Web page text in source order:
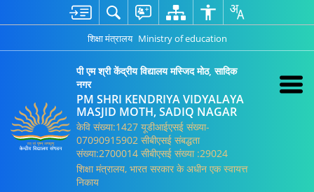
शिक्षा मंत्रालय Ministry of education
पी एम श्री केंद्रीय विद्यालय मस्जिद मोठ, सादिक
नगर
PM SHRI KENDRIYA VIDYALAYA
MASJID MOTH, SADIQ NAGAR
केवि संख्या:1427 यूडीआईएसई संख्या-
07090915902 सीबीएसई संबद्धता
संख्या:2700014 सीबीएसई संख्या :29024
शिक्षा मंत्रालय, भारत सरकार के अधीन एक स्वायत्त
निकाय